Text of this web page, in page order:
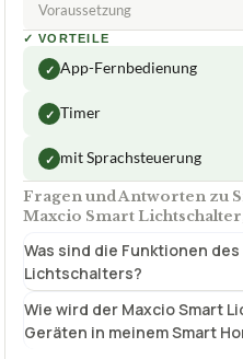
Voraussetzung
✓ VORTEILE
✓ App-Fernbedienung
✓ Timer
✓ mit Sprachsteuerung
Fragen und Antworten zu
Maxcio Smart
Was sind die Funktionen
Lichtschalters?
Wie wird der Maxcio Smart
Geräten in meinem Smart